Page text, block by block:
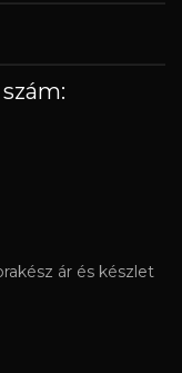
ár és készlet